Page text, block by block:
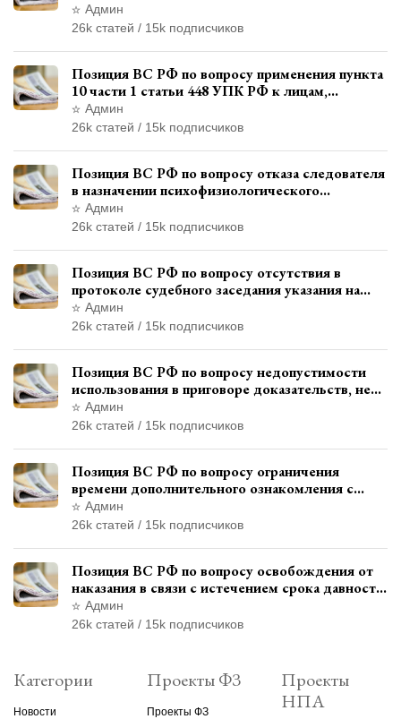
адвоката в кассационной инстанции
Админ
26k статей / 15k подписчиков
Позиция ВС РФ по вопросу применения пункта
10 части 1 статьи 448 УПК РФ к лицам,
уволенным из следственных органов
Админ
26k статей / 15k подписчиков
Позиция ВС РФ по вопросу отказа следователя
в назначении психофизиологического
исследования показаний обвиняемой с
использованием полиграфа
Админ
26k статей / 15k подписчиков
Позиция ВС РФ по вопросу отсутствия в
протоколе судебного заседания указания на
возможность выступления в прениях сторон
при наличии аудиозаписи
Админ
26k статей / 15k подписчиков
Позиция ВС РФ по вопросу недопустимости
использования в приговоре доказательств, не
исследованных в судебном заседании
Админ
26k статей / 15k подписчиков
Позиция ВС РФ по вопросу ограничения
времени дополнительного ознакомления с
материалами уголовного дела
Админ
26k статей / 15k подписчиков
Позиция ВС РФ по вопросу освобождения от
наказания в связи с истечением срока давности
уголовного преследования
Админ
26k статей / 15k подписчиков
Категории
Новости
Проекты ФЗ
Проекты ФЗ
Проекты
НПА